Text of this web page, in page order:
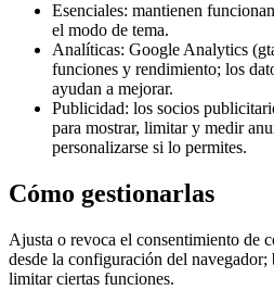
Esenciales: mantienen
el modo de tema.
Analíticas: Google Analytics
funciones y rendimiento; los
ayudan a mejorar.
Publicidad: los socios
para mostrar, limitar y medir
personalizarse si lo permites.
Cómo gestionarlas
Ajusta o revoca el consentimiento de
desde la configuración del navegador;
limitar ciertas funciones.